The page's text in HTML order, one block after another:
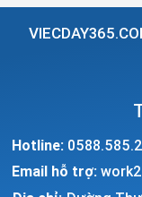
Hotline:
Email hỗ trợ: